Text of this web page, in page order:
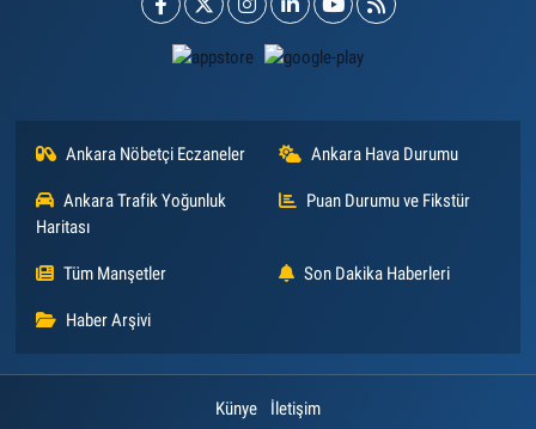
Ankara Nöbetçi Eczaneler Ankara Hava Durumu
Ankara Trafik Yoğunluk
Haritası
Puan Durumu ve Fikstür
Tüm Manşetler Son Dakika Haberleri
Haber Arşivi
Künye İletişim